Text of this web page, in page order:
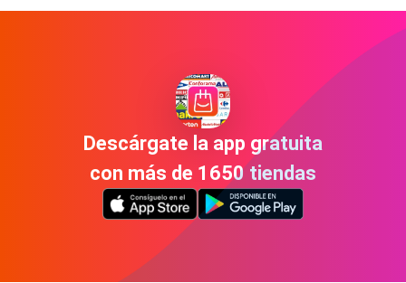
Descárgate la app gratuita
con más de 1650 tiendas